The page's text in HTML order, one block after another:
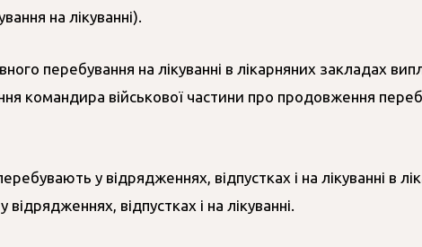
на лікуванні).
перебування на лікуванні в лікарняних закладах
командира військової частини про продовження
у відрядженнях, відпустках і на лікуванні в
відпустках і на лікуванні.